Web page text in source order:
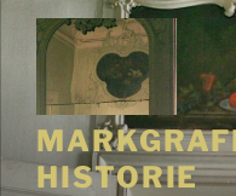
Zum
Inhalt
springen
HISTORIE